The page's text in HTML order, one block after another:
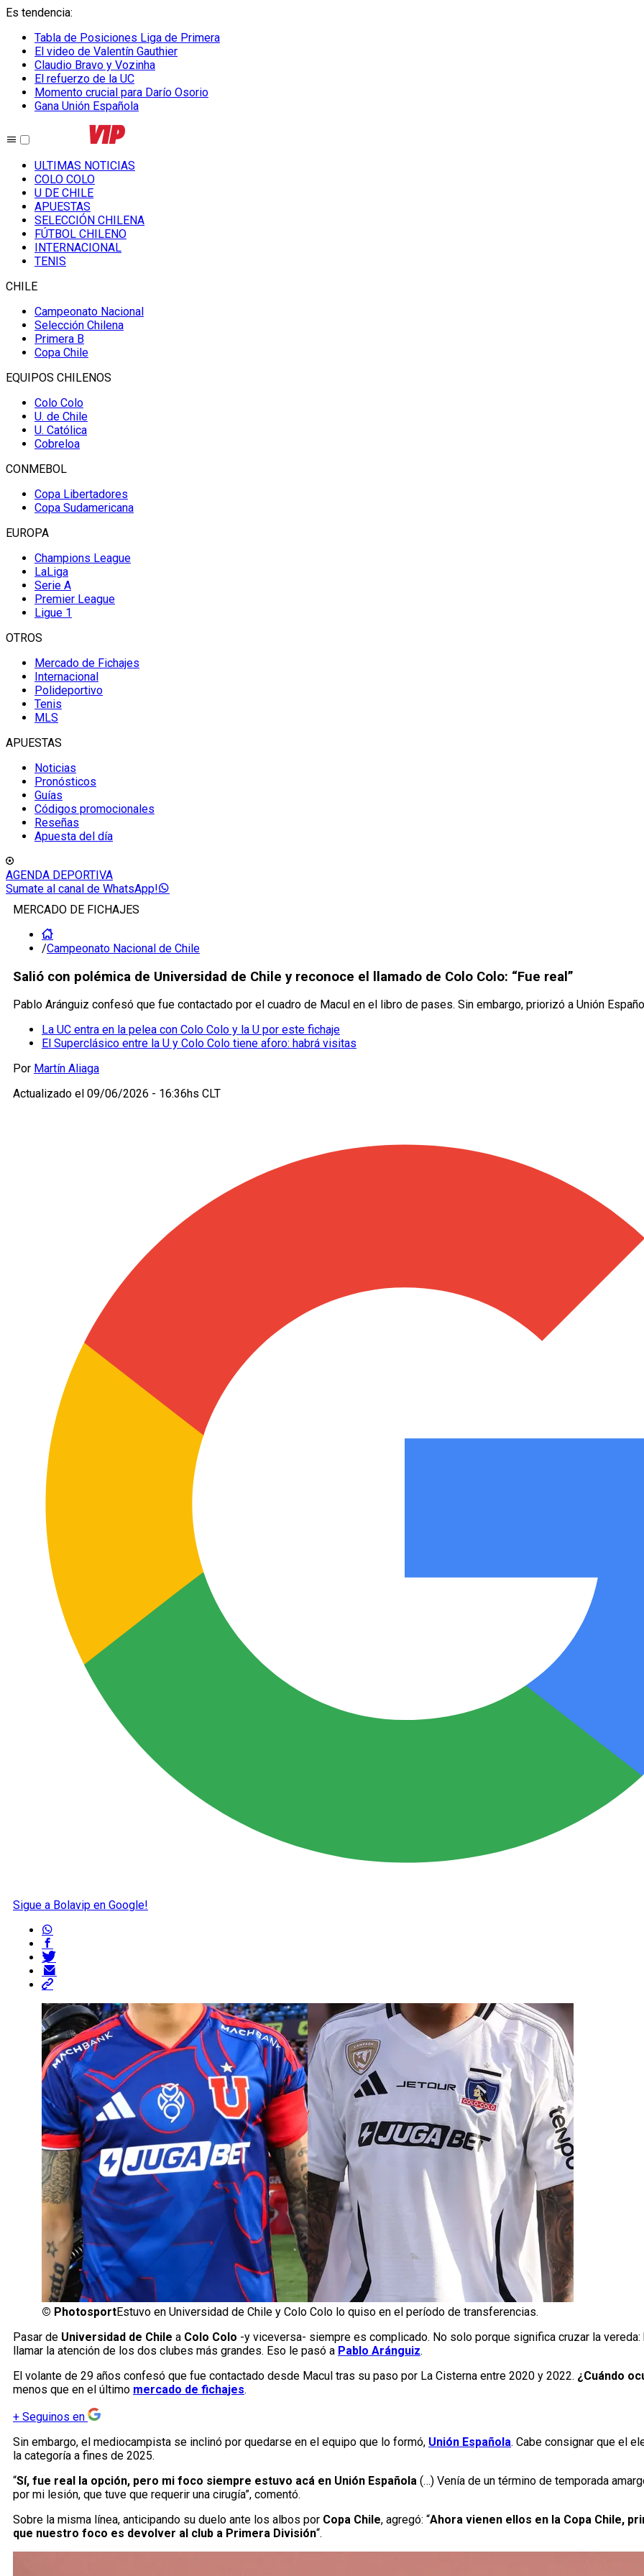
Es tendencia:
Tabla de Posiciones Liga de Primera
El video de Valentín Gauthier
Claudio Bravo y Vozinha
El refuerzo de la UC
Momento crucial para Darío Osorio
Gana Unión Española
ULTIMAS NOTICIAS
COLO COLO
U DE CHILE
APUESTAS
SELECCIÓN CHILENA
FÚTBOL CHILENO
INTERNACIONAL
TENIS
CHILE
Campeonato Nacional
Selección Chilena
Primera B
Copa Chile
EQUIPOS CHILENOS
Colo Colo
U. de Chile
U. Católica
Cobreloa
CONMEBOL
Copa Libertadores
Copa Sudamericana
EUROPA
Champions League
LaLiga
Serie A
Premier League
Ligue 1
OTROS
Mercado de Fichajes
Internacional
Polideportivo
Tenis
MLS
APUESTAS
Noticias
Pronósticos
Guías
Códigos promocionales
Reseñas
Apuesta del día
AGENDA DEPORTIVA
Sumate al canal de WhatsApp!
MERCADO DE FICHAJES
/Campeonato Nacional de Chile
Salió con polémica de Universidad de Chile y reconoce el llamado de Colo Colo: “Fue real”
Pablo Aránguiz confesó que fue contactado por el cuadro de Macul en el libro de pases. Sin embargo, priorizó a Unión
La UC entra en la pelea con Colo Colo y la U por este fichaje
El Superclásico entre la U y Colo Colo tiene aforo: habrá visitas
Por Martín Aliaga
Actualizado el 09/06/2026 - 16:36hs CLT
Sigue a Bolavip en Google!
© PhotosportEstuvo en Universidad de Chile y Colo Colo lo quiso en el período de transferencias.
Pasar de Universidad de Chile a Colo Colo -y viceversa- siempre es complicado. No solo porque significa cruzar la vereda:
llamar la atención de los dos clubes más grandes. Eso le pasó a Pablo Aránguiz.
El volante de 29 años confesó que fue contactado desde Macul tras su paso por La Cisterna entre 2020 y 2022. ¿Cuándo
menos que en el último mercado de fichajes.
+ Seguinos en
Sin embargo, el mediocampista se inclinó por quedarse en el equipo que lo formó, Unión Española. Cabe consignar que el
la categoría a fines de 2025.
“Sí, fue real la opción, pero mi foco siempre estuvo acá en Unión Española (…) Venía de un término de temporada
por mi lesión, que tuve que requerir una cirugía”, comentó.
Sobre la misma línea, anticipando su duelo ante los albos por Copa Chile, agregó: “Ahora vienen ellos en la Copa Chile,
que nuestro foco es devolver al club a Primera División“.